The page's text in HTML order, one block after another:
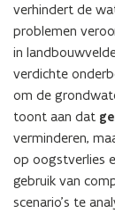
verhindert de
problemen
in
verdichte
om de
toont aan dat
verminderen,
op oogstverlies
gebruik van
scenario’s te